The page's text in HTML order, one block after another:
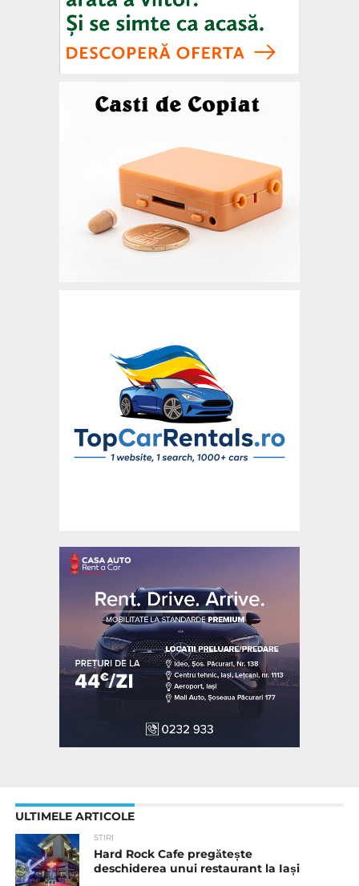
ULTIMELE ARTICOLE
STIRI
Hard Rock Cafe pregătește
deschiderea unui restaurant la Iași